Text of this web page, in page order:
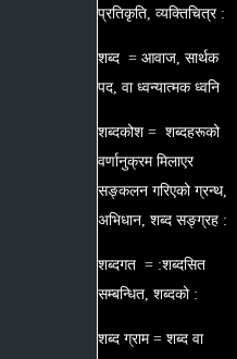
प्रतिकृति, व्यक्तिचित्र :
शब्द = आवाज, सार्थक
पद, वा ध्वन्यात्मक ध्वनि
शब्दकोश = शब्दहरूको
वर्णानुक्रम मिलाएर
सङ्कलन गरिएको ग्रन्थ,
अभिधान, शब्द सङ्ग्रह :
शब्दगत = :शब्दसित
सम्बन्धित, शब्दको :
शब्द ग्राम = शब्द वा